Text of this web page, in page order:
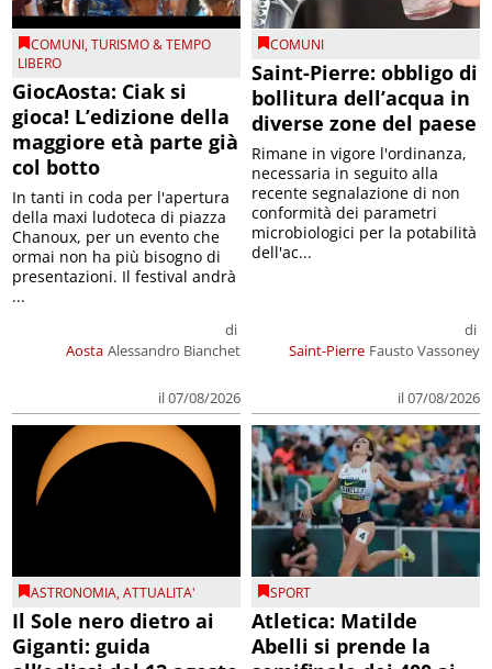
COMUNI,TURISMO & TEMPO
LIBERO
GiocAosta: Ciak si
gioca! L’edizione della
maggiore età parte già
col botto
Aosta
di
Alessandro Bianchet
il 07/08/2026
In tanti in coda per l'apertura
della maxi ludoteca di piazza
Chanoux, per un evento che
ormai non ha più bisogno di
presentazioni. Il festival andrà
...
COMUNI
Saint-Pierre: obbligo di
bollitura dell’acqua in
diverse zone del paese
Saint-Pierre
di
Fausto Vassoney
il 07/08/2026
Rimane in vigore l'ordinanza,
necessaria in seguito alla
recente segnalazione di non
conformità dei parametri
microbiologici per la potabilità
dell'ac...
ASTRONOMIA,ATTUALITA'
Il Sole nero dietro ai
Giganti: guida
SPORT
Atletica: Matilde
Abelli si prende la